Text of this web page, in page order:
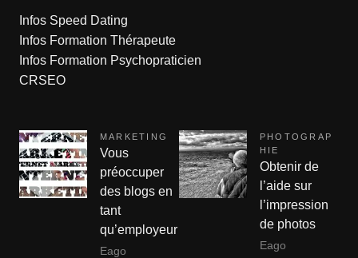
Infos Speed Dating
Infos Formation Thérapeute
Infos Formation Psychopraticien
CRSEO
MARKETING
Vous
préoccuper
des blogs en
tant
qu’employeur
Eago
PHOTOGRAP
HIE
Obtenir de
l’aide sur
l’impression
de photos
Eago